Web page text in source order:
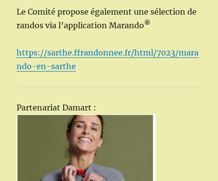
Le Comité propose également une sélection de
randos via l’application Marando®
https://sarthe.ffrandonnee.fr/html/7023/mara
ndo-en-sarthe
Partenariat Damart :